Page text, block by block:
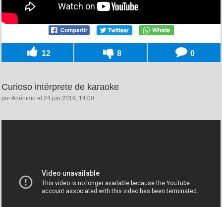
12 8 0
Curioso intérprete de karaoke
por Anónimo el 24 jun 2019, 14:00